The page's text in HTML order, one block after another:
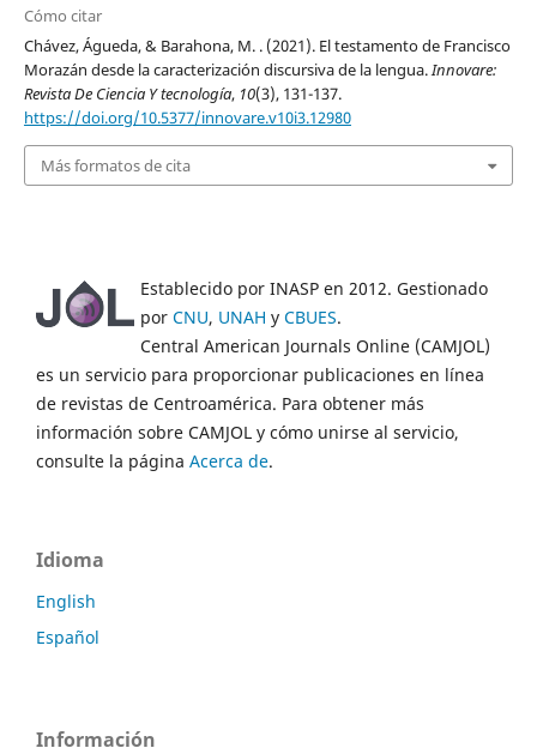
Cómo citar
Chávez, Águeda, & Barahona, M. . (2021). El testamento de Francisco
Morazán desde la caracterización discursiva de la lengua.Innovare:
Revista De Ciencia Y tecnología, 10(3), 131-137.
https://doi.org/10.5377/innovare.v10i3.12980
Más formatos de cita
Establecido por INASP en 2012. Gestionado
por CNU, UNAH y CBUES.
Central American Journals Online (CAMJOL)
es un servicio para proporcionar publicaciones en línea
de revistas de Centroamérica. Para obtener más
información sobre CAMJOL y cómo unirse al servicio,
consulte la página Acerca de.
Idioma
English
Español
Información